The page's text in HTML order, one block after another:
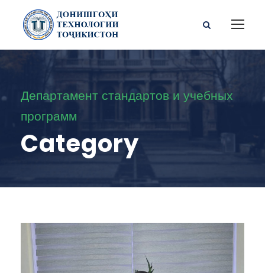
Департамент стандартов и учебных
программ
Category